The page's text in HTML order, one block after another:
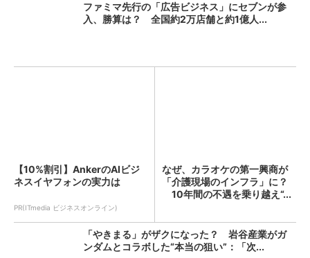
ファミマ先行の「広告ビジネス」にセブンが参
入、勝算は？ 全国約2万店舗と約1億人...
【10%割引】AnkerのAIビジ
ネスイヤフォンの実力は
PR(ITmedia ビジネスオンライン)
なぜ、カラオケの第一興商が
「介護現場のインフラ」に？
10年間の不遇を乗り越え“...
「やきまる」がザクになった？ 岩谷産業がガ
ンダムとコラボした“本当の狙い”：「次...